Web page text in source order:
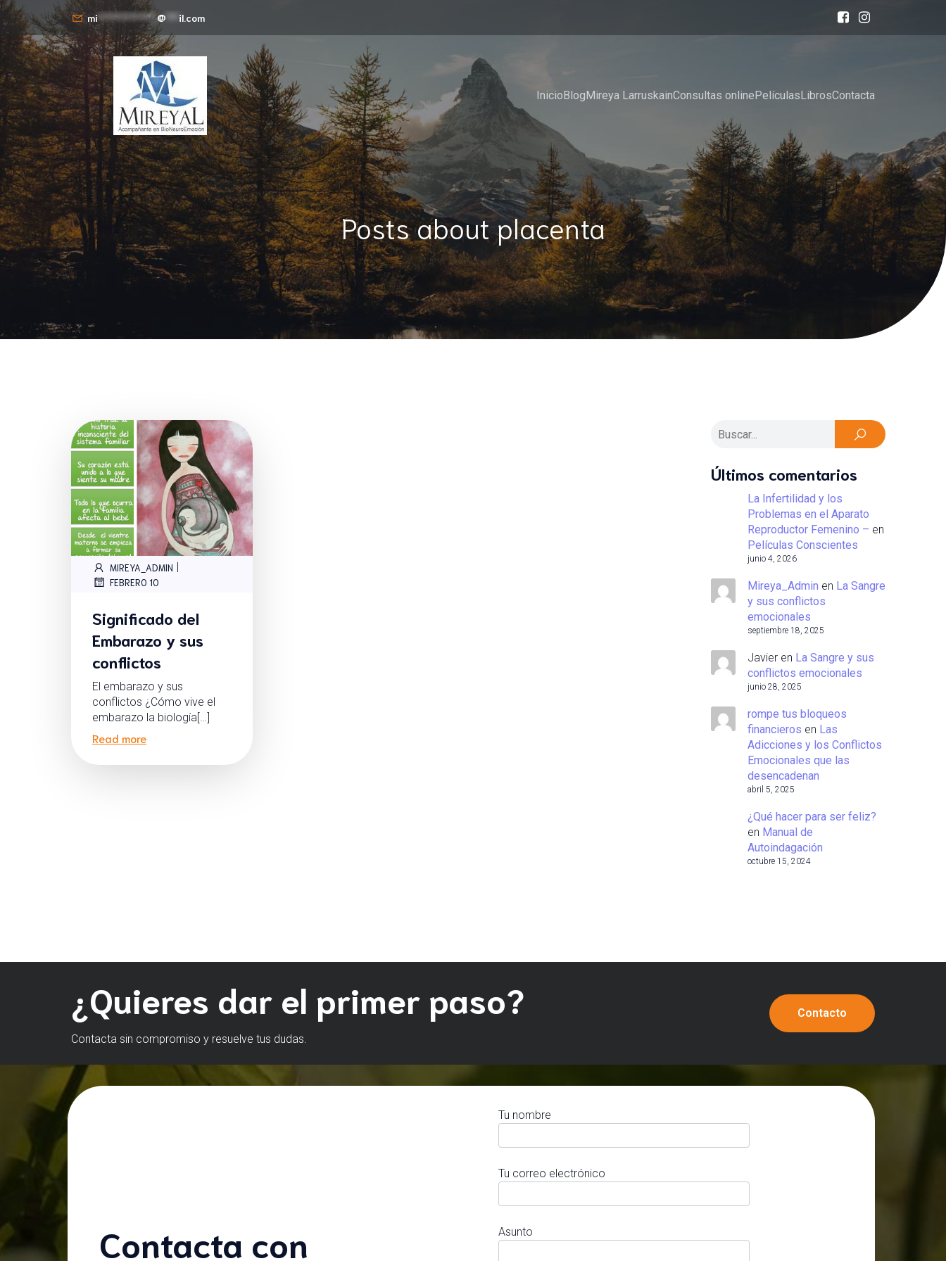
mi**************@ il.com
InicioBlogMireya LarruskainConsultas onlinePelículasLibrosContacta
Posts about placenta
MIREYA_ADMIN
FEBRERO 10
Significado del
Embarazo y sus
conflictos
El embarazo y sus
conflictos ¿Cómo vive el
embarazo la biología[…]
Read more
Últimos comentarios
La Infertilidad y los
Problemas en el Aparato
Reproductor Femenino – en
Películas Conscientes
junio 4, 2026
Mireya_Admin en La Sangre
y sus conflictos
emocionales
septiembre 18, 2025
Javier en La Sangre y sus
conflictos emocionales
junio 28, 2025
rompe tus bloqueos
financieros en Las
Adicciones y los Conflictos
Emocionales que las
desencadenan
abril 5, 2025
¿Qué hacer para ser feliz?
en Manual de
Autoindagación
octubre 15, 2024
¿Quieres dar el primer paso?
Contacta sin compromiso y resuelve tus dudas.
Contacto
Contacta con
Tu nombre
Tu correo electrónico
Asunto